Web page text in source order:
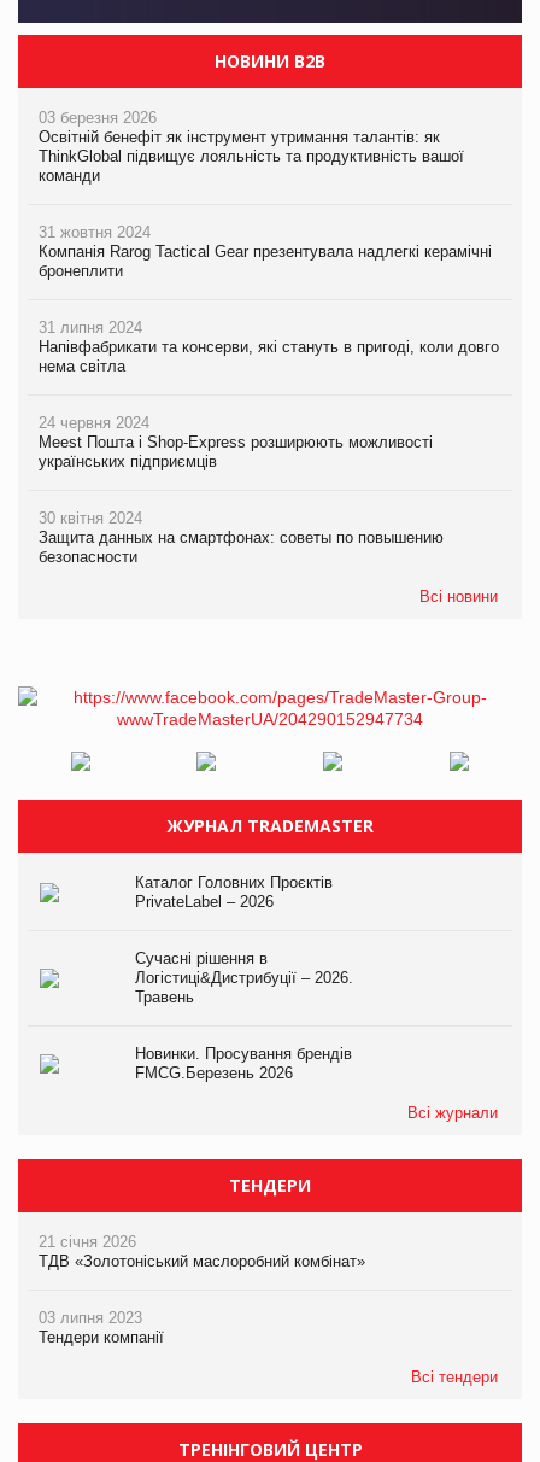
НОВИНИ B2B
03 березня 2026
Освітній бенефіт як інструмент утримання талантів: як
ThinkGlobal підвищує лояльність та продуктивність вашої
команди
31 жовтня 2024
Компанія Rarog Tactical Gear презентувала надлегкі керамічні
бронеплити
31 липня 2024
Напівфабрикати та консерви, які стануть в пригоді, коли довго
нема світла
24 червня 2024
Meest Пошта і Shop-Express розширюють можливості
українських підприємців
30 квітня 2024
Защита данных на смартфонах: советы по повышению
безопасности
Всі новини
ЖУРНАЛ TRADEMASTER
Каталог Головних Проєктів
PrivateLabel – 2026
Сучасні рішення в
Логістиці&Дистрибуції – 2026.
Травень
Новинки. Просування брендів
FMCG.Березень 2026
Всі журнали
ТЕНДЕРИ
21 січня 2026
ТДВ «Золотоніський маслоробний комбінат»
03 липня 2023
Тендери компанії
Всі тендери
ТРЕНІНГОВИЙ ЦЕНТР